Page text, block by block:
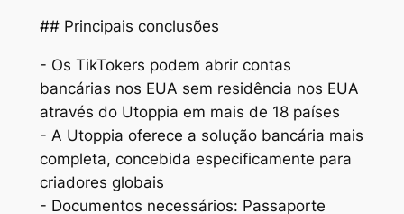
## Principais conclusões
- Os TikTokers podem abrir contas
bancárias nos EUA sem residência nos EUA
através do Utoppia em mais de 18 países
- A Utoppia oferece a solução bancária mais
completa, concebida especificamente para
criadores globais
- Documentos necessários: Passaporte